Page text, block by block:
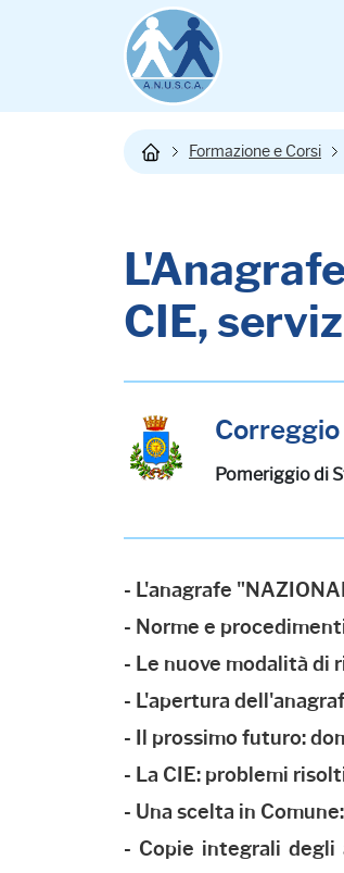
Formazione e Corsi
CIE,
Pomeriggio di
- L'anagrafe
- Norme e
- Le nuove modalità di
- L'apertura
- Il prossimo futuro:
- La CIE: problemi
- Una scelta in
- Copie integrali degli